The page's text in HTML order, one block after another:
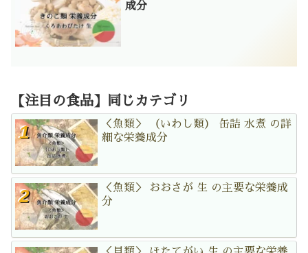
成分
【注目の食品】同じカテゴリ
＜魚類＞ （いわし類） 缶詰 水煮 の詳
細な栄養成分
＜魚類＞ おおさが 生 の主要な栄養成
分